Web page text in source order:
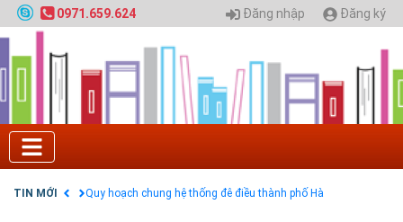
0971.659.624 Đăng nhập Đăng ký
TIN MỚI
Tuyển sinh 2025, Khoa kỹ thuật hạ tầng và môi
trường đô thị - Đại học Kiến trúc Hà Nội
Chính sách thanh toán
Điều khoản dịch vụ
Quy hoạch chung hệ thống đê điều thành phố Hà